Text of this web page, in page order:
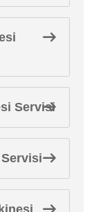
Servisi